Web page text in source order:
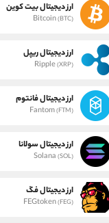
ارز دیجیتال بیت کوین
Bitcoin(BTC)
ارز دیجیتال ریپل
Ripple(XRP)
ارز دیجیتال فانتوم
Fantom(FTM)
ارز دیجیتال سولانا
Solana (SOL)
ارز دیجیتال فگ
FEGtoken(FEG)